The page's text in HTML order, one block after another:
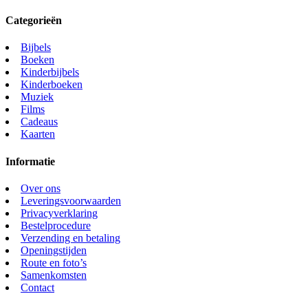
Categorieën
Bijbels
Boeken
Kinderbijbels
Kinderboeken
Muziek
Films
Cadeaus
Kaarten
Informatie
Over ons
Leveringsvoorwaarden
Privacyverklaring
Bestelprocedure
Verzending en betaling
Openingstijden
Route en foto’s
Samenkomsten
Contact